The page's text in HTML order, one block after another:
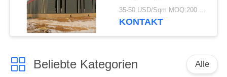
Lagerhaus mit
verzinkter
35-50 USD/Sqm MOQ:200 Quadratmeter
KONTAKT
Beliebte Kategorien Alle